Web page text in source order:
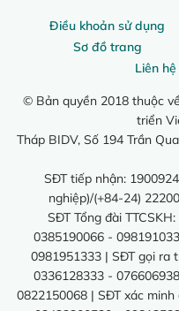
Điều khoản sử dụng
Sơ đồ trang
Liên
© Bản quyền 2018 thuộc
triển
Tháp BIDV, Số 194 Trần
SĐT tiếp nhận:
nghiệp)/(+84-24)
SĐT Tổng đài
0385190066 -
0981951333 | SĐT gọi ra
0336128333 -
0822150068 | SĐT xác